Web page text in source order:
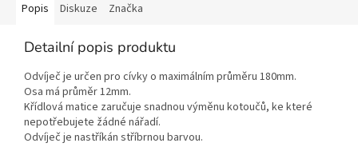
Popis Diskuze Značka
Detailní popis produktu
Odvíječ je určen pro cívky o maximálním průměru 180mm.
Osa má průměr 12mm.
Křídlová matice zaručuje snadnou výměnu kotoučů, ke které
nepotřebujete žádné nářadí.
Odvíječ je nastříkán stříbrnou barvou.